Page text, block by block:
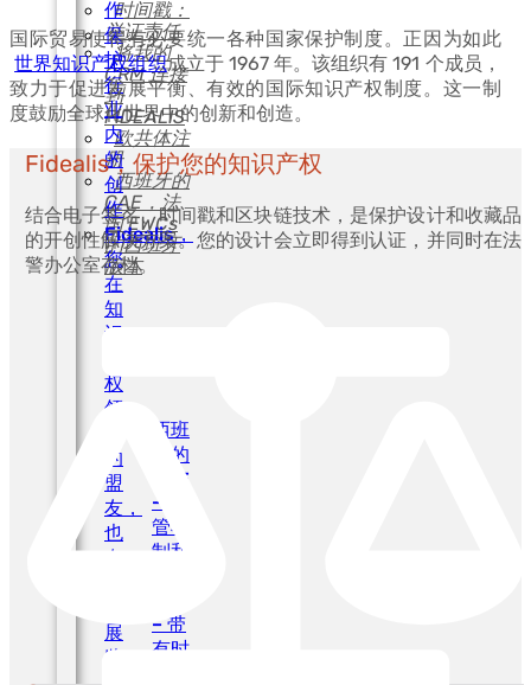
时间戳：
举证责任
将我的
CRM 连接
到
FIDEALIS
欧共体注
册
西班牙的
CAE，法
国 EWCs
的西班牙
版本
西班
牙的
CAE
– 监
管机
制和
– 带
有时
作
保
护
行
业
内
的
创
作
Fidealis，
您
在
知
识
权
领
的
盟
友，
也
在
展
览
国际贸易使得有必要统一各种国家保护制度。正因为如此
世界知识产权组织成立于 1967 年。该组织有 191 个成员，
致力于促进发展平衡、有效的国际知识产权制度。这一制
度鼓励全球化世界中的创新和创造。
Fidealis，保护您的知识产权
结合电子签名、时间戳和区块链技术，是保护设计和收藏品
的开创性解决方案。您的设计会立即得到认证，并同时在法
警办公室存档。